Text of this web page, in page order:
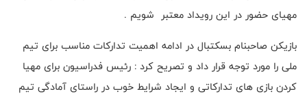
مهیای حضور در این رویداد معتبر شویم .
بازیکن صاحبنام بسکتبال در ادامه اهمیت تدارکات مناسب برای تیم
ملی را مورد توجه قرار داد و‌ تصریح کرد : رئیس فدراسیون برای مهیا
کردن بازی های تدارکاتی و ایجاد شرایط خوب در راستای آمادگی تیم